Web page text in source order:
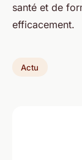
santé et de
efficacement.
Actu